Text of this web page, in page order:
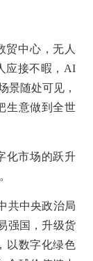
中心，无人
应接不暇，AI
景随处可见，
生意做到全世
化市场的跃升
共中央政治局
强国，升级货
以数字化绿色